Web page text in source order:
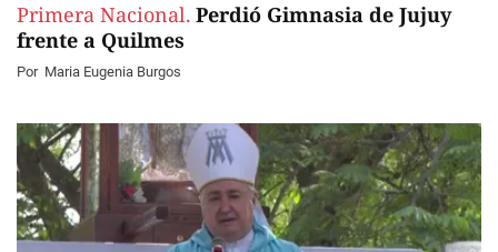
Primera Nacional. Perdió Gimnasia de Jujuy
frente a Quilmes
Por Maria Eugenia Burgos